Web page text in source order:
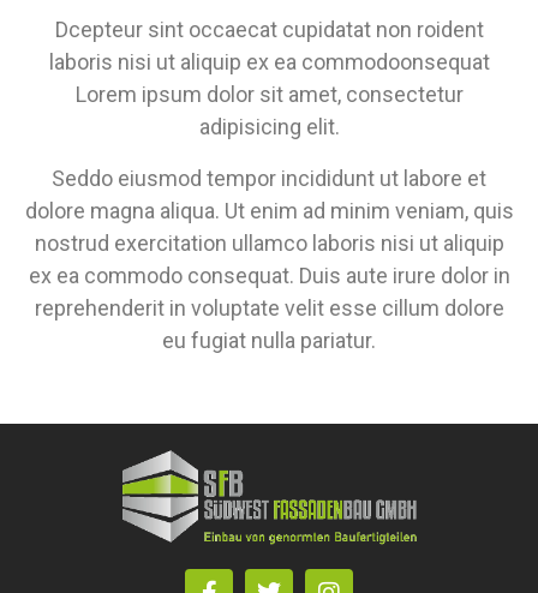
Dcepteur sint occaecat cupidatat non roident
laboris nisi ut aliquip ex ea commodoonsequat
Lorem ipsum dolor sit amet, consectetur
adipisicing elit.
Seddo eiusmod tempor incididunt ut labore et
dolore magna aliqua. Ut enim ad minim veniam, quis
nostrud exercitation ullamco laboris nisi ut aliquip
ex ea commodo consequat. Duis aute irure dolor in
reprehenderit in voluptate velit esse cillum dolore
eu fugiat nulla pariatur.